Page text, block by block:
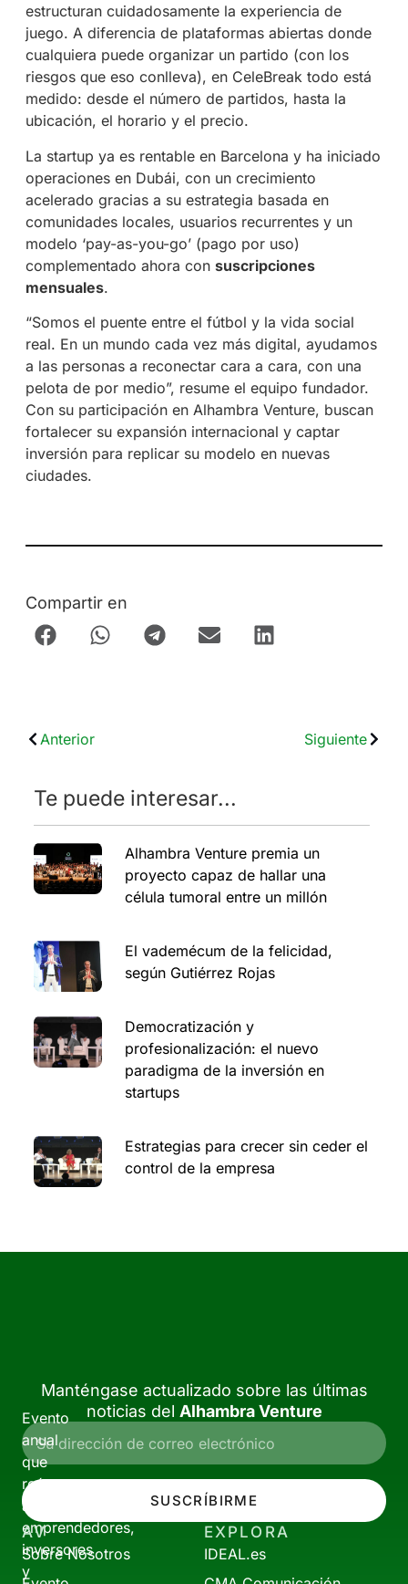
estructuran cuidadosamente la experiencia de
juego. A diferencia de plataformas abiertas donde
cualquiera puede organizar un partido (con los
riesgos que eso conlleva), en CeleBreak todo está
medido: desde el número de partidos, hasta la
ubicación, el horario y el precio.
La startup ya es rentable en Barcelona y ha iniciado
operaciones en Dubái, con un crecimiento
acelerado gracias a su estrategia basada en
comunidades locales, usuarios recurrentes y un
modelo ‘pay-as-you-go’ (pago por uso)
complementado ahora con suscripciones
mensuales.
“Somos el puente entre el fútbol y la vida social
real. En un mundo cada vez más digital, ayudamos
a las personas a reconectar cara a cara, con una
pelota de por medio”, resume el equipo fundador.
Con su participación en Alhambra Venture, buscan
fortalecer su expansión internacional y captar
inversión para replicar su modelo en nuevas
ciudades.
Compartir en
Anterior Siguiente
Te puede interesar...
Alhambra Venture premia un
proyecto capaz de hallar una
célula tumoral entre un millón
El vademécum de la felicidad,
según Gutiérrez Rojas
Democratización y
profesionalización: el nuevo
paradigma de la inversión en
startups
Estrategias para crecer sin ceder el
control de la empresa
Evento
anual
que
reúne
a
emprendedores,
inversores
y
Manténgase actualizado sobre las últimas
noticias del Alhambra Venture
SUSCRÍBIRME
AV
Sobre Nosotros
EXPLORA
IDEAL.es